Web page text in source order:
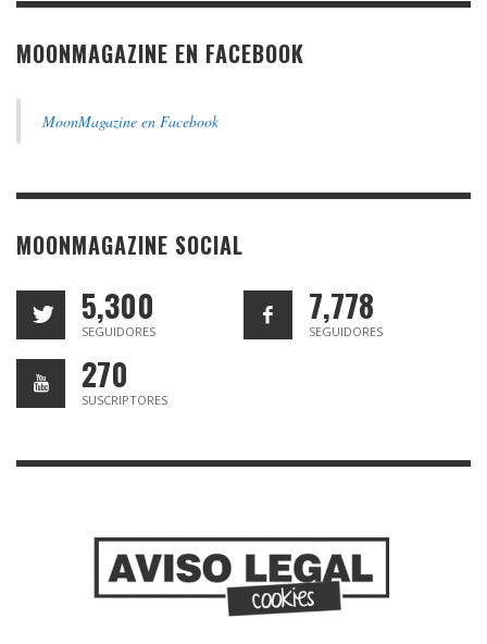
MOONMAGAZINE EN FACEBOOK
MoonMagazine en Facebook
MOONMAGAZINE SOCIAL
5,300
SEGUIDORES
7,778
SEGUIDORES
270
SUSCRIPTORES